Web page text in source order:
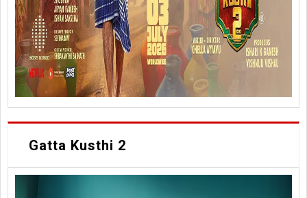
Gatta Kusthi 2